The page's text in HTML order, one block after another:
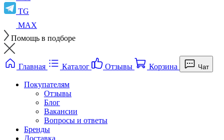
TG
MAX
Помощь в подборе
Главная Каталог Отзывы Корзина Чат
Покупателям
Отзывы
Блог
Вакансии
Вопросы и ответы
Бренды
Доставка